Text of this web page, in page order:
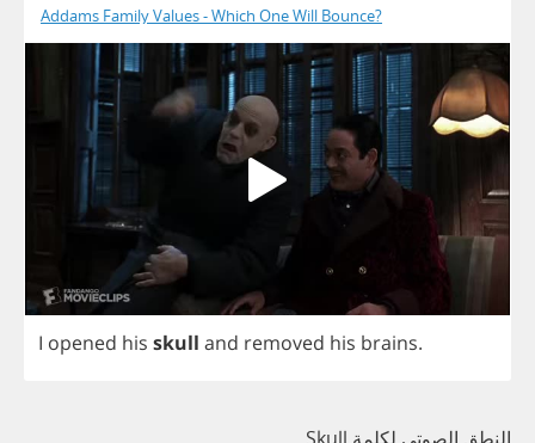
Addams Family Values - Which One Will Bounce?
I opened his skull and removed his brains.